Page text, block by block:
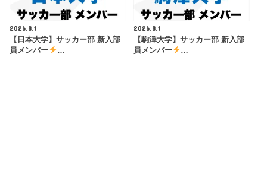
2026.8.1
【日本大学】サッカー部 新入部
員メンバー
…
2026.8.1
【駒澤大学】サッカー部 新入部
員メンバー
…